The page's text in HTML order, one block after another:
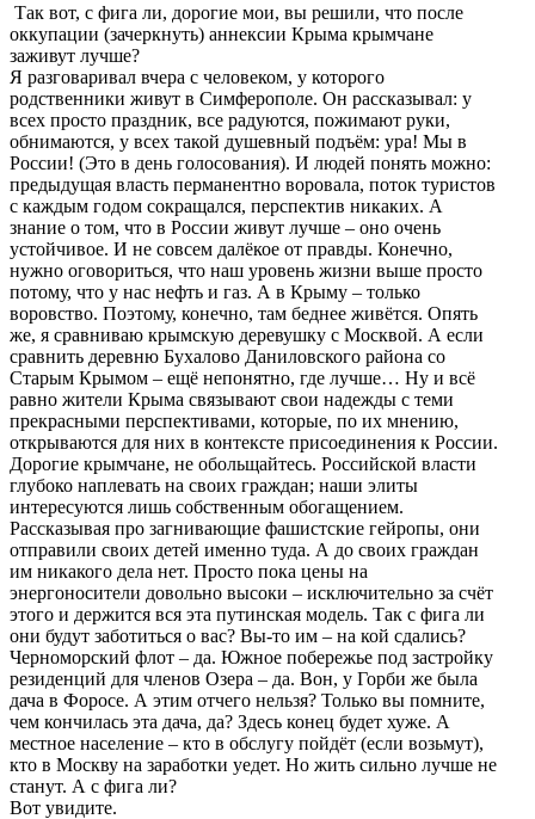
Так вот, с фига ли, дорогие мои, вы решили, что после
оккупации (зачеркнуть) аннексии Крыма крымчане
заживут лучше?
Я разговаривал вчера с человеком, у которого
родственники живут в Симферополе. Он рассказывал: у
всех просто праздник, все радуются, пожимают руки,
обнимаются, у всех такой душевный подъём: ура! Мы в
России! (Это в день голосования). И людей понять можно:
предыдущая власть перманентно воровала, поток туристов
с каждым годом сокращался, перспектив никаких. А
знание о том, что в России живут лучше – оно очень
устойчивое. И не совсем далёкое от правды. Конечно,
нужно оговориться, что наш уровень жизни выше просто
потому, что у нас нефть и газ. А в Крыму – только
воровство. Поэтому, конечно, там беднее живётся. Опять
же, я сравниваю крымскую деревушку с Москвой. А если
сравнить деревню Бухалово Даниловского района со
Старым Крымом – ещё непонятно, где лучше… Ну и всё
равно жители Крыма связывают свои надежды с теми
прекрасными перспективами, которые, по их мнению,
открываются для них в контексте присоединения к России.
Дорогие крымчане, не обольщайтесь. Российской власти
глубоко наплевать на своих граждан; наши элиты
интересуются лишь собственным обогащением.
Рассказывая про загнивающие фашистские гейропы, они
отправили своих детей именно туда. А до своих граждан
им никакого дела нет. Просто пока цены на
энергоносители довольно высоки – исключительно за счёт
этого и держится вся эта путинская модель. Так с фига ли
они будут заботиться о вас? Вы-то им – на кой сдались?
Черноморский флот – да. Южное побережье под застройку
резиденций для членов Озера – да. Вон, у Горби же была
дача в Форосе. А этим отчего нельзя? Только вы помните,
чем кончилась эта дача, да? Здесь конец будет хуже. А
местное население – кто в обслугу пойдёт (если возьмут),
кто в Москву на заработки уедет. Но жить сильно лучше не
станут. А с фига ли?
Вот увидите.